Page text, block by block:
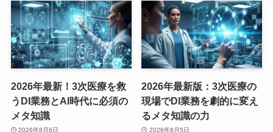
2026年最新！3次医療を救
うDI業務とAI時代に必須の
メタ知識
2026年8月6日
2026年最新版：3次医療の
現場でDI業務を劇的に変え
るメタ知識の力
2026年8月5日